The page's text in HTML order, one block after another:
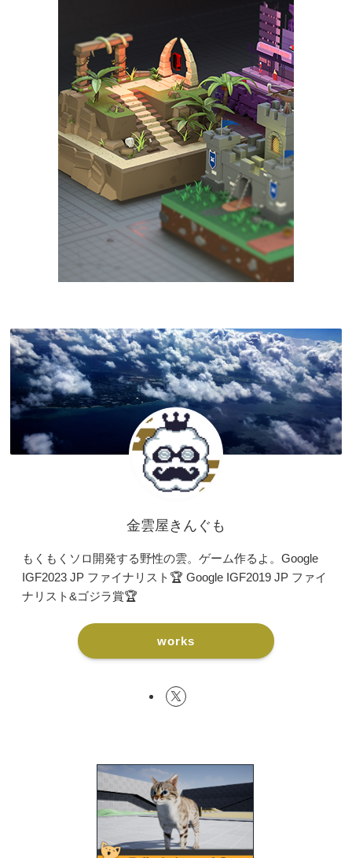
金雲屋きんぐも
もくもくソロ開発する野性の雲。ゲーム作るよ。Google
IGF2023 JP ファイナリスト🏆 Google IGF2019 JP ファイ
ナリスト&ゴジラ賞🏆
works